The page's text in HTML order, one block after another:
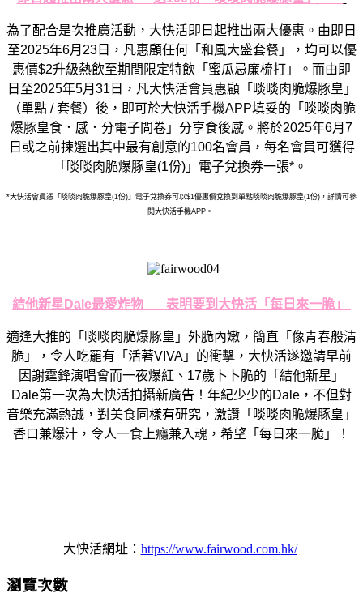
為了配合是次推廣活動，大快活即日起推出兩大優惠。由即日
至2025年6月 23日，凡惠顧任何「和風大盛套餐」，均可以優
惠價$2升級熱飲至期間限定特飲「蜜瓜忌廉梳打」。而由即
日至2025年5月 31 日，凡大快活會員惠顧「啖啖肉脆爆豚皇」
（單點/套餐）後，即可於大快活手機APP填妥的「啖啖肉脆
爆豚皇食． 感．分電子問卷」分享食後感。將於2025年6月 7
日或之前揀選出其中最有創意的100名會員，每名會員可獲得
「啖啖肉脆爆豚皇(1份)」電子兌換券一張*。
*大快活會員憑「啖啖肉脆爆豚皇(1 份) 」電子兌換券可以$1 優惠價兌換到單點啖啖肉脆爆豚皇(1 份) ，詳情可參
閱大快活手機APP 。
結他新星 Dale最愛炸物 表明要到大快活「每日來一脆」
適逢大推的「啖啖肉脆爆豚皇」外脆內嫩，簡直「像青春般清
脆」， 令人吃罷有「活著VIVA 」的衝擊， 大快活遂邀請早前
因謝霆鋒演唱會而一夜爆紅、 17歲卜卜脆的「 結他新星」
Dale第一次為大快活拍攝新廣告！ 年紀少少的Dal e ，不但對
音樂充滿熱誠，對美食同樣有研究，激讚「 啖啖肉脆爆豚皇」
香口兼爆汁，令人一食上癮兼入魂，希望「 每日來一脆」！
大快活網址： https://www.fairwood.com.hk/
瀏覽次數